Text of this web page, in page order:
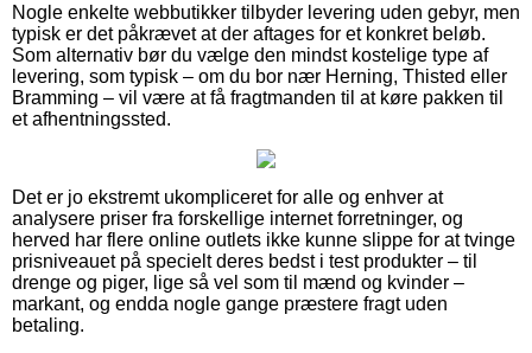
Nogle enkelte webbutikker tilbyder levering uden gebyr, men
typisk er det påkrævet at der aftages for et konkret beløb.
Som alternativ bør du vælge den mindst kostelige type af
levering, som typisk – om du bor nær Herning, Thisted eller
Bramming – vil være at få fragtmanden til at køre pakken til
et afhentningssted.
Det er jo ekstremt ukompliceret for alle og enhver at
analysere priser fra forskellige internet forretninger, og
herved har flere online outlets ikke kunne slippe for at tvinge
prisniveauet på specielt deres bedst i test produkter – til
drenge og piger, lige så vel som til mænd og kvinder –
markant, og endda nogle gange præstere fragt uden
betaling.